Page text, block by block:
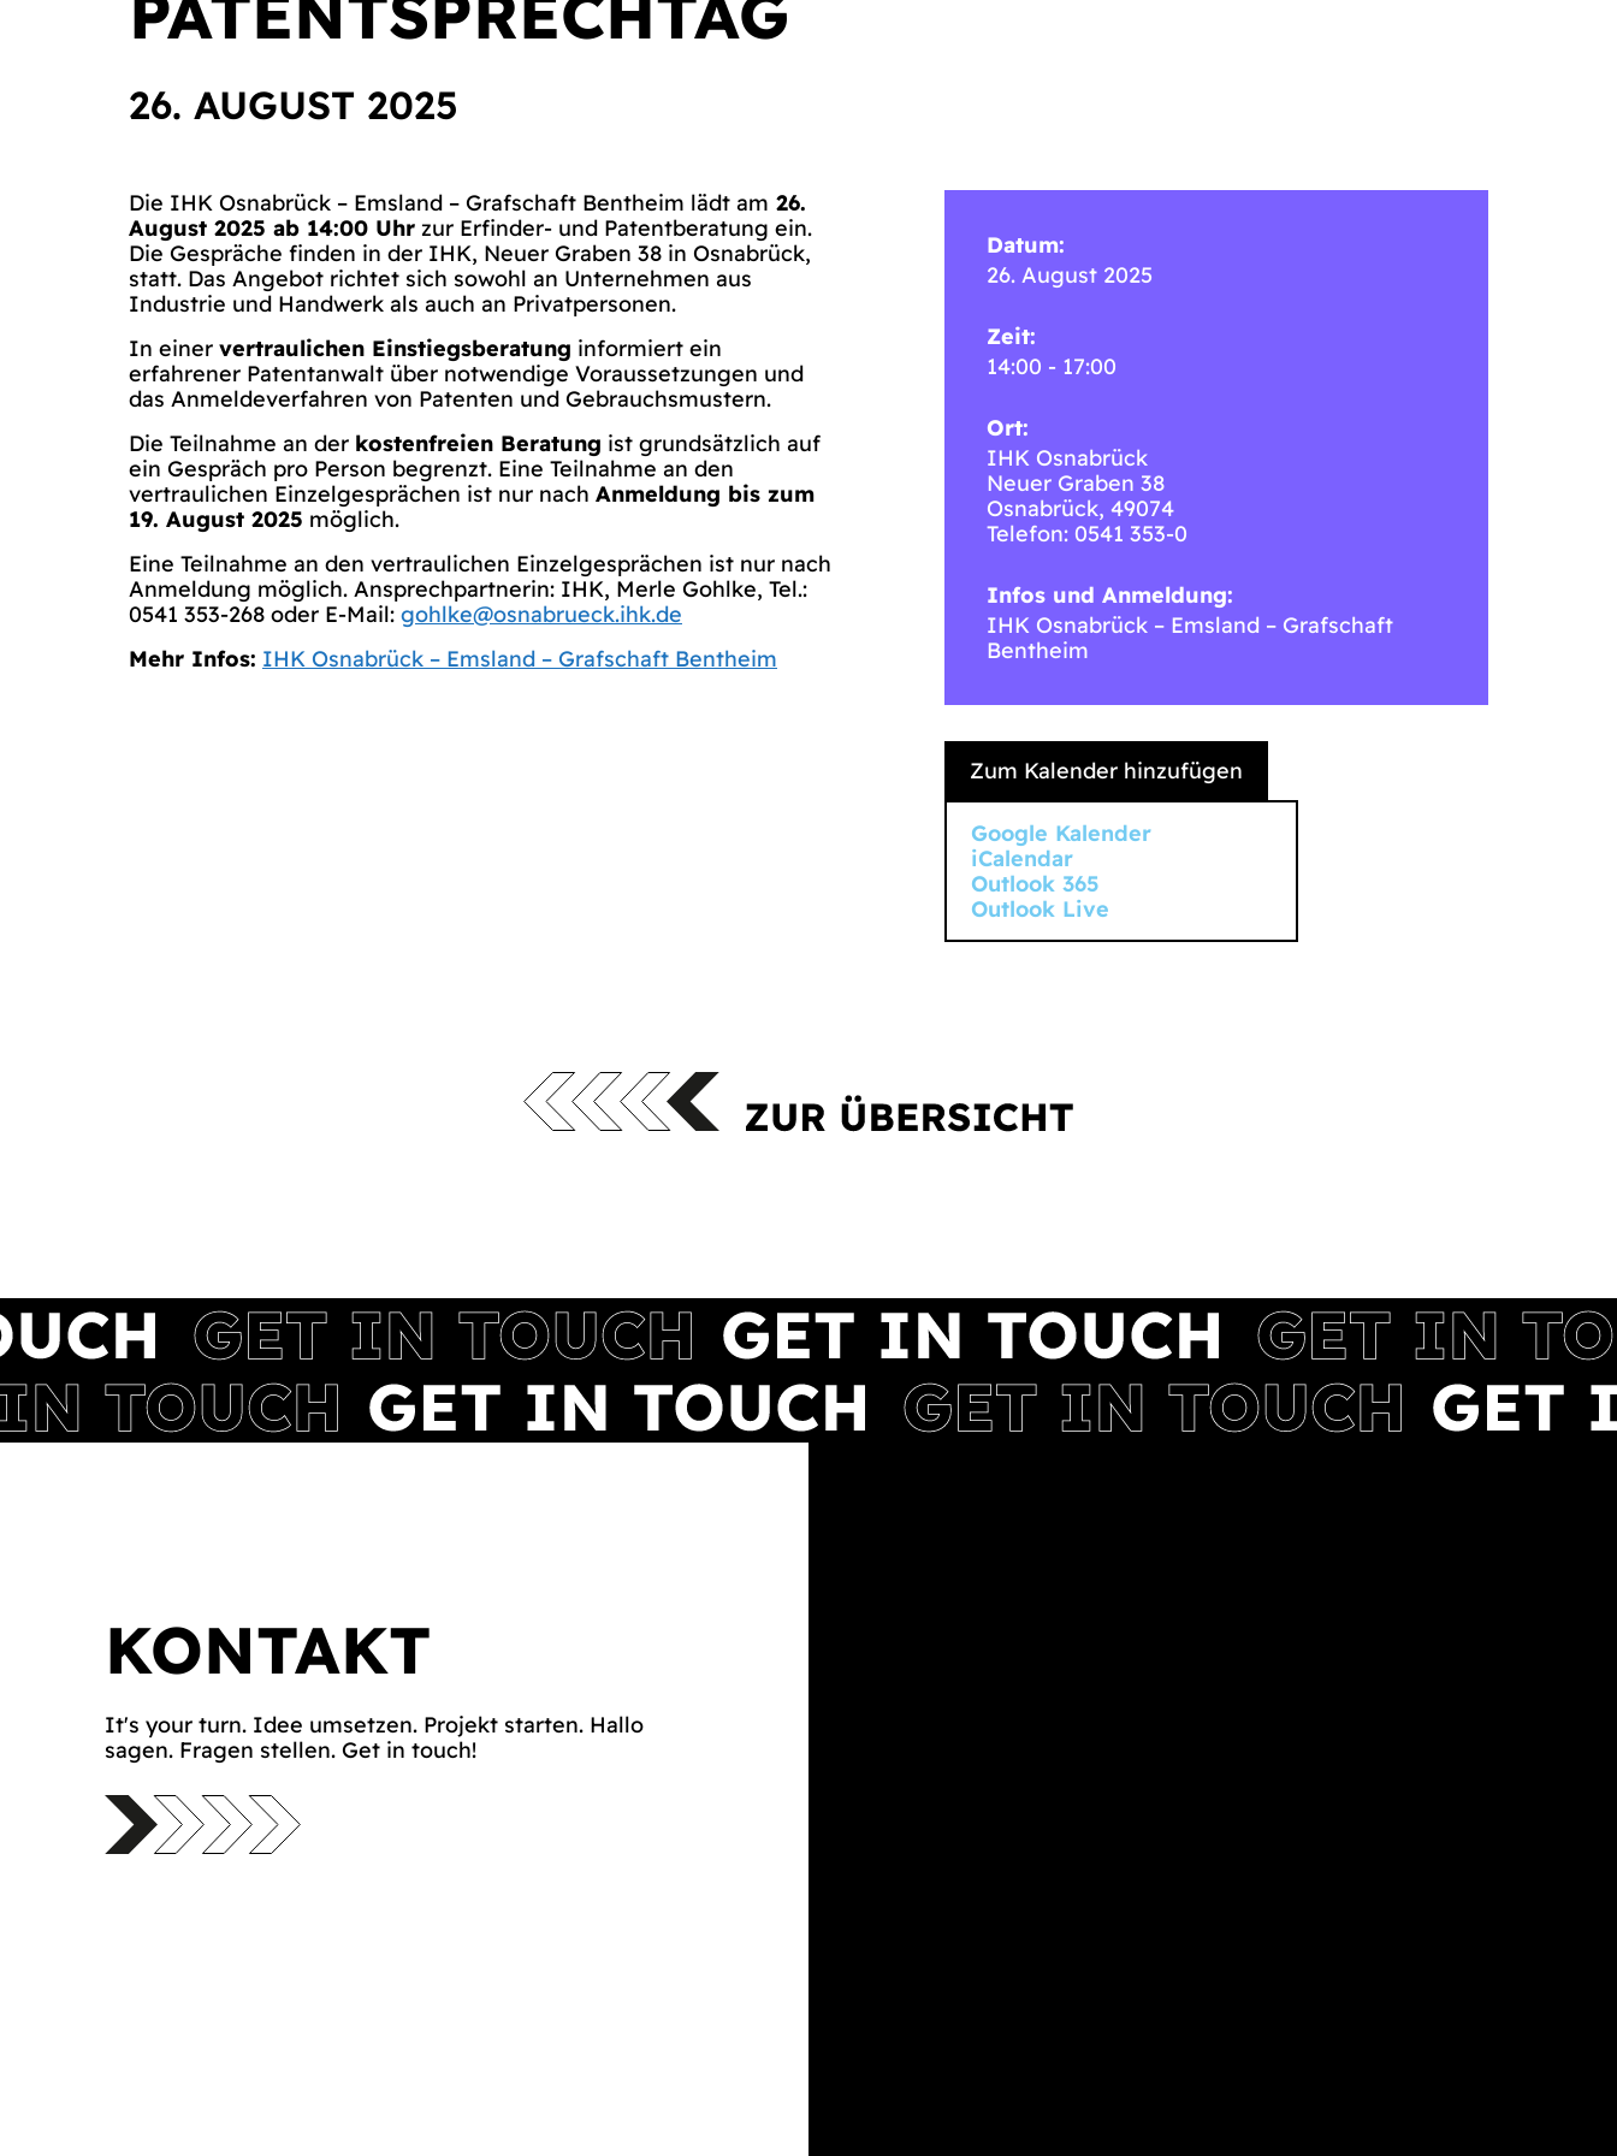
26. AUGUST 2025
Die IHK Osnabrück – Emsland – Grafschaft Bentheim lädt am 26.
August 2025 ab 14:00 Uhr zur Erfinder- und Patentberatung ein.
Die Gespräche finden in der IHK, Neuer Graben 38 in Osnabrück,
statt. Das Angebot richtet sich sowohl an Unternehmen aus
Industrie und Handwerk als auch an Privatpersonen.
In einer vertraulichen Einstiegsberatung informiert ein
erfahrener Patentanwalt über notwendige Voraussetzungen und
das Anmeldeverfahren von Patenten und Gebrauchsmustern.
Die Teilnahme an der kostenfreien Beratung ist grundsätzlich auf
ein Gespräch pro Person begrenzt. Eine Teilnahme an den
vertraulichen Einzelgesprächen ist nur nach Anmeldung bis zum
19. August 2025 möglich.
Eine Teilnahme an den vertraulichen Einzelgesprächen ist nur nach
Anmeldung möglich. Ansprechpartnerin: IHK, Merle Gohlke, Tel.:
0541 353-268 oder E-Mail: gohlke@osnabrueck.ihk.de
Mehr Infos: IHK Osnabrück – Emsland – Grafschaft Bentheim
Datum:
26. August 2025
Zeit:
14:00 - 17:00
Ort:
IHK Osnabrück
Neuer Graben 38
Osnabrück, 49074
Telefon: 0541 353-0
Infos und Anmeldung:
IHK Osnabrück – Emsland – Grafschaft
Bentheim
Zum Kalender hinzufügen
Google Kalender
iCalendar
Outlook 365
Outlook Live
KONTAKT
It's your turn. Idee umsetzen. Projekt starten. Hallo
sagen. Fragen stellen. Get in touch!